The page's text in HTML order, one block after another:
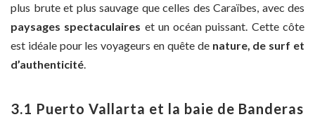
plus brute et plus sauvage que celles des Caraïbes, avec des
paysages spectaculaires et un océan puissant. Cette côte
est idéale pour les voyageurs en quête de nature, de surf et
d’authenticité.
3.1 Puerto Vallarta et la baie de Banderas